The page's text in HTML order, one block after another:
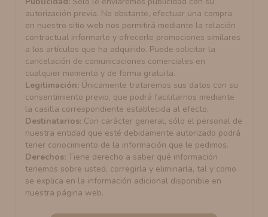
autorización previa. No obstante, efectuar una compra
en nuestro sitio web nos permitirá mediante la relación
contractual informarle y ofrecerle promociones similares
a los artículos que ha adquirido. Puede solicitar la
cancelación de comunicaciones comerciales en
cualquier momento y de forma gratuita.
Legitimación: Únicamente trataremos sus datos con su
consentimiento previo, que podrá facilitarnos mediante
la casilla correspondiente establecida al efecto.
Destinatarios: Con carácter general, sólo el personal de
nuestra entidad que esté debidamente autorizado podrá
tener conocimiento de la información que le pedimos.
Derechos: Tiene derecho a saber qué información
tenemos sobre usted, corregirla y eliminarla, tal y como
se explica en la información adicional disponible en
nuestra página web.